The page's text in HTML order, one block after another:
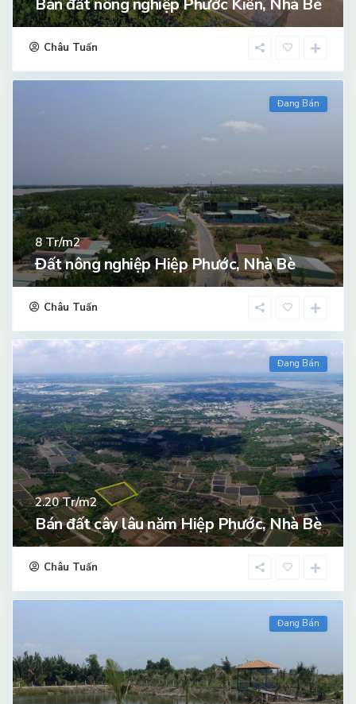
Bán đất nông nghiệp Phước Kiển, Nhà Bè
Châu Tuấn
Đang Bán
8Tr/m2
Đất nông nghiệp Hiệp Phước, Nhà Bè
Châu Tuấn
Đang Bán
2.20Tr/m2
Bán đất cây lâu năm Hiệp Phước, Nhà Bè
Châu Tuấn
Đang Bán